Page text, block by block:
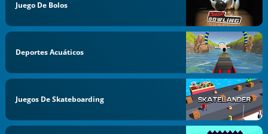
Juego De Bolos
Deportes Acuáticos
Juegos De Skateboarding